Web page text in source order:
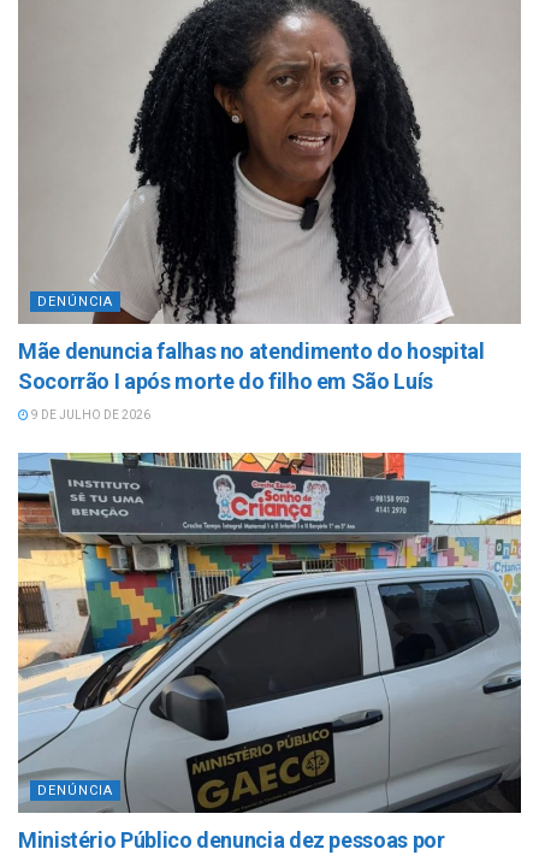
DENÚNCIA
Mãe denuncia falhas no atendimento do hospital
Socorrão I após morte do filho em São Luís
9 DE JULHO DE 2026
DENÚNCIA
Ministério Público denuncia dez pessoas por